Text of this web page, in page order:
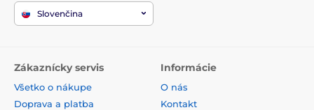
Slovenčina
Zákaznícky servis
Všetko o nákupe
Doprava a platba
Informácie
O nás
Kontakt